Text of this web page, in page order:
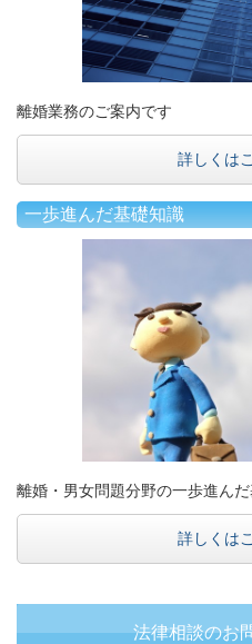
離婚業務のご案内です
詳しくは
一歩進んだ基礎知識
離婚・男女問題分野の一歩進ん
詳しくは
法律相談のお